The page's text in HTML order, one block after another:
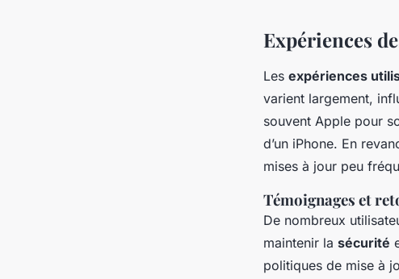
Expériences
Les expériences
varient largement,
souvent Apple pour
d’un iPhone. En
mises à jour peu
Témoignages et
De nombreux
maintenir la sécurité
politiques de mise à